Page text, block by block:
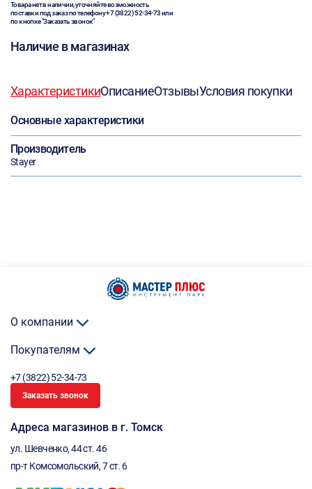
Товара нет в наличии, уточняйте возможность
поставки под заказ по телефону+7 (3822) 52-34-73или
по кнопке "Заказать звонок"
Наличие в магазинах
ХарактеристикиОписаниеОтзывыУсловия покупки
Основные характеристики
Производитель
Stayer
О компании
Покупателям
+7 (3822) 52-34-73
Заказать звонок
Адреса магазинов в г. Томск
ул. Шевченко, 44 ст. 46
пр-т Комсомольский, 7 ст. 6